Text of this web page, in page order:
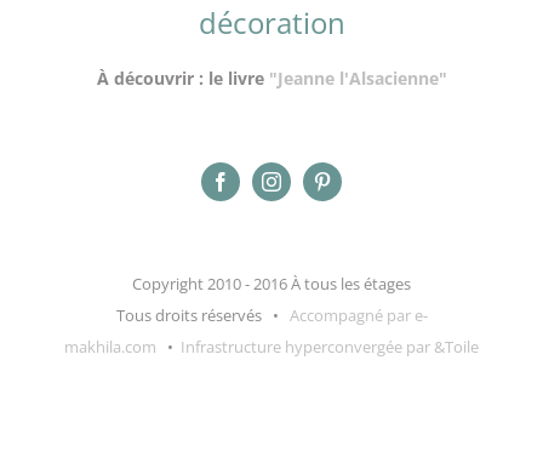
décoration
À découvrir : le livre "Jeanne l'Alsacienne"
Copyright 2010 - 2016 À tous les étages
Tous droits réservés • Accompagné par e-
makhila.com • Infrastructure hyperconvergée par &Toile